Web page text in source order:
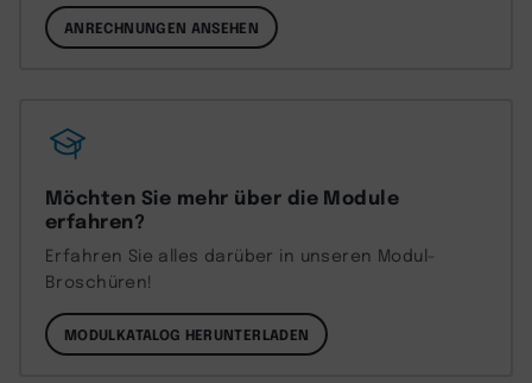
ANRECHNUNGEN ANSEHEN
Möchten Sie mehr über die Module
erfahren?
Erfahren Sie alles darüber in unseren Modul-
Broschüren!
MODULKATALOG HERUNTERLADEN